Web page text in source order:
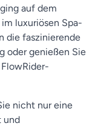
auf dem
luxuriösen Spa-
die faszinierende
oder genießen Sie
nicht nur eine
und